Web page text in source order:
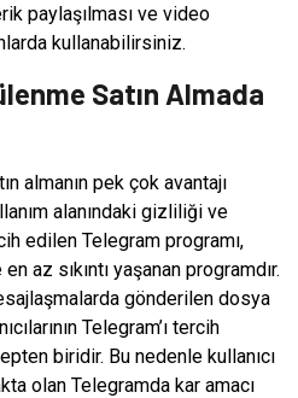
paylaşılması ve video
kullanabilirsiniz.
Satın Almada
almanın pek çok avantajı
alanındaki gizliliği ve
edilen Telegram programı,
az sıkıntı yaşanan programdır.
gönderilen dosya
Telegram’ı tercih
biridir. Bu nedenle kullanıcı
olan Telegramda kar amacı